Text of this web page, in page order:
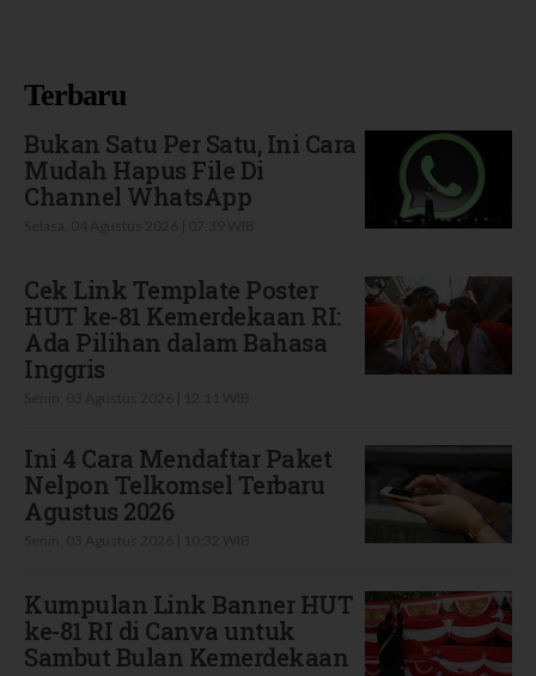
Terbaru
Bukan Satu Per Satu, Ini Cara
Mudah Hapus File Di
Channel WhatsApp
Cek Link Template Poster
HUT ke-81 Kemerdekaan RI:
Ada Pilihan dalam Bahasa
Inggris
Ini 4 Cara Mendaftar Paket
Nelpon Telkomsel Terbaru
Agustus 2026
Kumpulan Link Banner HUT
ke-81 RI di Canva untuk
Sambut Bulan Kemerdekaan